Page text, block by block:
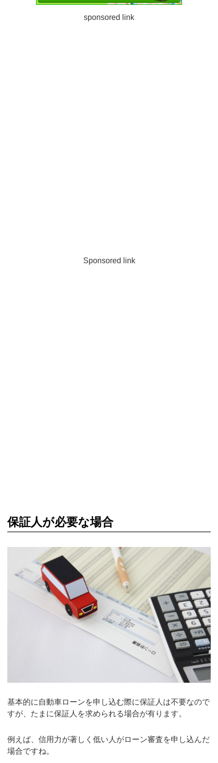
sponsored link
Sponsored link
保証人が必要な場合
基本的に自動車ローンを申し込む際に保証人は不要なので
すが、たまに保証人を求められる場合が有ります。
例えば、信用力が著しく低い人がローン審査を申し込んだ
場合ですね。